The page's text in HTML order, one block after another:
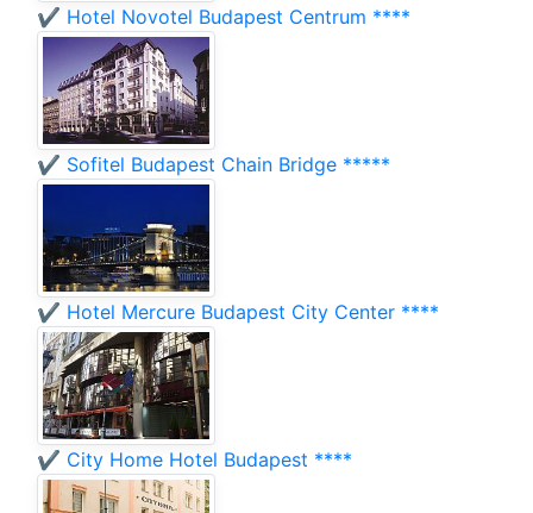
✔️ Hotel Novotel Budapest Centrum ****
✔️ Sofitel Budapest Chain Bridge *****
✔️ Hotel Mercure Budapest City Center ****
✔️ City Home Hotel Budapest ****